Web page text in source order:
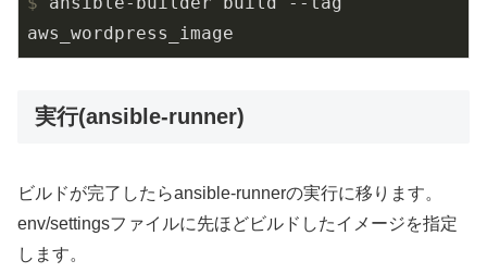
aws_wordpress_image
実行(ansible-runner)
ビルドが完了したらansible-runnerの実行に移ります。
env/settingsファイルに先ほどビルドしたイメージを指定
します。